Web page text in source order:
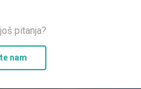
pitanja?
nam